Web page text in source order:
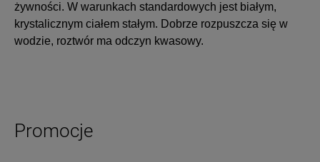
żywności. W warunkach standardowych jest białym,
krystalicznym ciałem stałym. Dobrze rozpuszcza się w
wodzie, roztwór ma odczyn kwasowy.
Promocje